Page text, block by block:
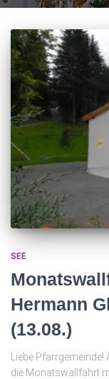
SEE
Hermann
(13.08.)
Liebe
die Monatswallfahrt